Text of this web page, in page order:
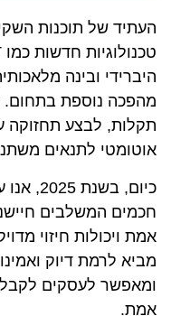
העתיד של תוכנות
היברידי ובינה
מהפכה נוספת בתחום.
תקלות, לבצע תחזוקה
אוטומטי לתנאים
כיום,
חכמים המשלבים
אמת ויכולות חיזוי
מביא לרמת דיוק
ומאפשר לעסקים לקבל
אמת.